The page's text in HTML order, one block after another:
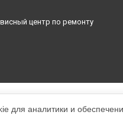
центр по ремонту
для аналитики и